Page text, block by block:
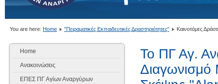
You are here: Home "Πειραματικές Εκπαιδευτικές Δραστηριότητες" Καινοτόμες
Home
Ανακοινώσεις
ΕΠΕΣ ΠΓ Αγίων Αναργύρων
Το ΠΓ Αγ.
Διαγωνισμό